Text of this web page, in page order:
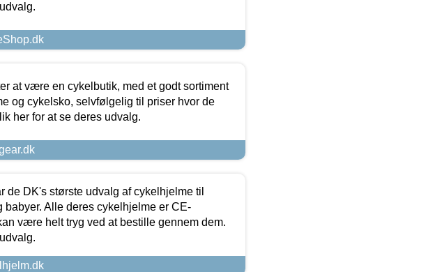
at være en cykelbutik, med et godt sortiment
og cykelsko, selvfølgelig til priser hvor de
her for at se deres udvalg.
de DK's største udvalg af cykelhjelme til
babyer. Alle deres cykelhjelme er CE-
være helt tryg ved at bestille gennem dem.